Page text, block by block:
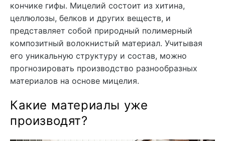
кончике гифы. Мицелий состоит из хитина,
целлюлозы, белков и других веществ, и
представляет собой природный полимерный
композитный волокнистый материал. Учитывая
его уникальную структуру и состав, можно
прогнозировать производство разнообразных
материалов на основе мицелия.
Какие материалы уже
производят?